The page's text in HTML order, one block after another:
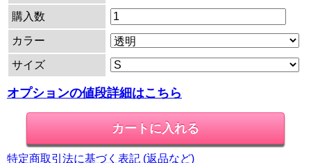
購入数
カラー
サイズ
オプションの値段詳細はこちら
特定商取引法に基づく表記 (返品など)